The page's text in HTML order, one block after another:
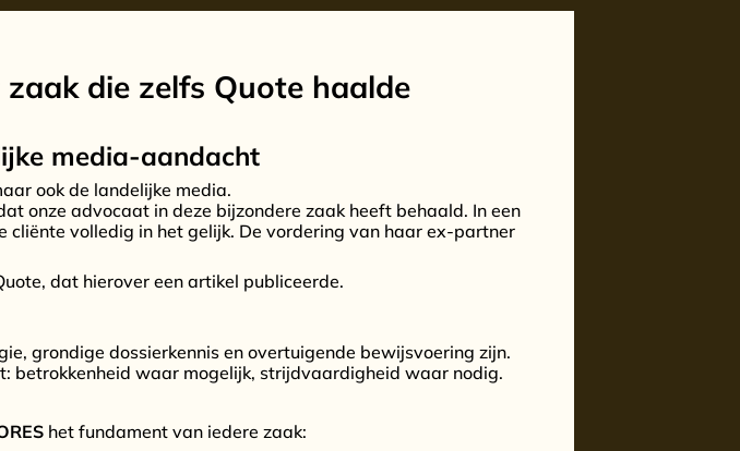
die zelfs Quote haalde
media-aandacht
ook de landelijke media.
onze advocaat in deze bijzondere zaak heeft behaald. In een
cliënte volledig in het gelijk. De vordering van haar ex-partner
dat hierover een artikel publiceerde.
grondige dossierkennis en overtuigende bewijsvoering zijn.
betrokkenheid waar mogelijk, strijdvaardigheid waar nodig.
het fundament van iedere zaak: